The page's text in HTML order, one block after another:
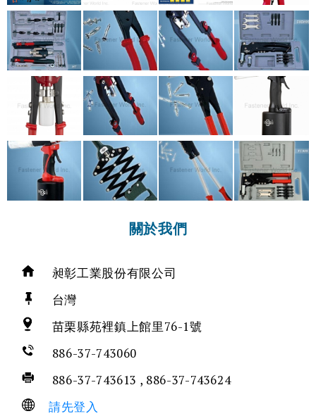
關於我們
昶彰工業股份有限公司
台灣
苗栗縣苑裡鎮上館里76-1號
886-37-743060
886-37-743613 , 886-37-743624
請先登入